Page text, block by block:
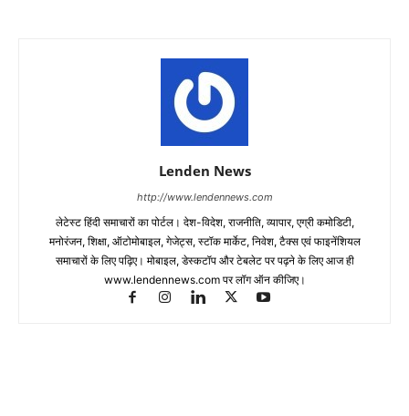
Lenden News
http://www.lendennews.com
लेटेस्ट हिंदी समाचारों का पोर्टल। देश-विदेश, राजनीति, व्यापार, एग्री कमोडिटी,
मनोरंजन, शिक्षा, ऑटोमोबाइल, गेजेट्स, स्टॉक मार्केट, निवेश, टैक्स एवं फाइनेंशियल
समाचारों के लिए पढ़िए। मोबाइल, डेस्कटॉप और टेबलेट पर पढ़ने के लिए आज ही
www.lendennews.com पर लॉग ऑन कीजिए।